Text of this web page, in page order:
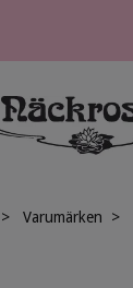
Varumärken